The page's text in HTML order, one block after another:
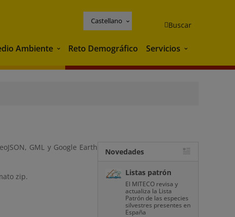
Castellano Buscar
Ambiente Medio Ambiente
Reto Demográfico Servicios Servicios
GML y Google Earth
zip.
Novedades
Listas patrón
El MITECO revisa y
actualiza la Lista
Patrón de las especies
silvestres presentes en
España